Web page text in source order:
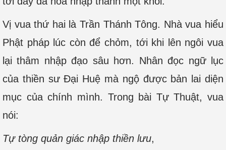
Vị vua thứ hai là Trần Thánh Tông. Nhà vua hiểu
Phật pháp lúc còn để chỏm, tới khi lên ngôi vua
lại thâm nhập đạo sâu hơn. Nhân đọc ngữ lục
của thiền sư Đại Huệ mà ngộ được bản lai diện
mục của chính mình. Trong bài Tự Thuật, vua
nói:
Tự tòng quản giác nhập thiền lưu,